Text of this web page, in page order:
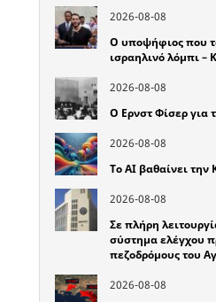
2026-08-08
Ο υποψήφιος που
ισραηλινό λόμπι –
2026-08-08
Ο Ερνστ Φίσερ για
2026-08-08
Το ΑΙ βαθαίνει την
2026-08-08
Σε πλήρη
σύστημα ελέγχου
πεζοδρόμους του
2026-08-08